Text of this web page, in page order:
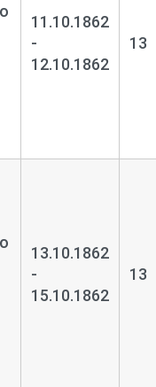
11.10.1862
-
12.10.1862
13
13.10.1862
-
15.10.1862
13